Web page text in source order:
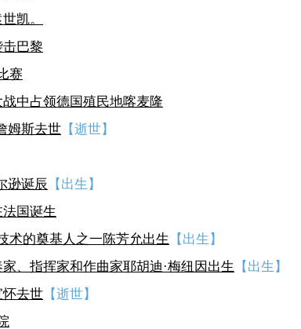
凯。
巴黎
赛
中占领德国殖民地喀麦隆
姆斯去世 【逝世】
逊诞辰 【出生】
国诞生
术的奠基人之一陈芳允出生
【出生】
、指挥家和作曲家耶胡迪·梅纽因出生
【出生】
去世 【逝世】